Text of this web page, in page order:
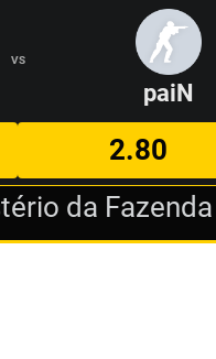
VS
paiN
2.80
da